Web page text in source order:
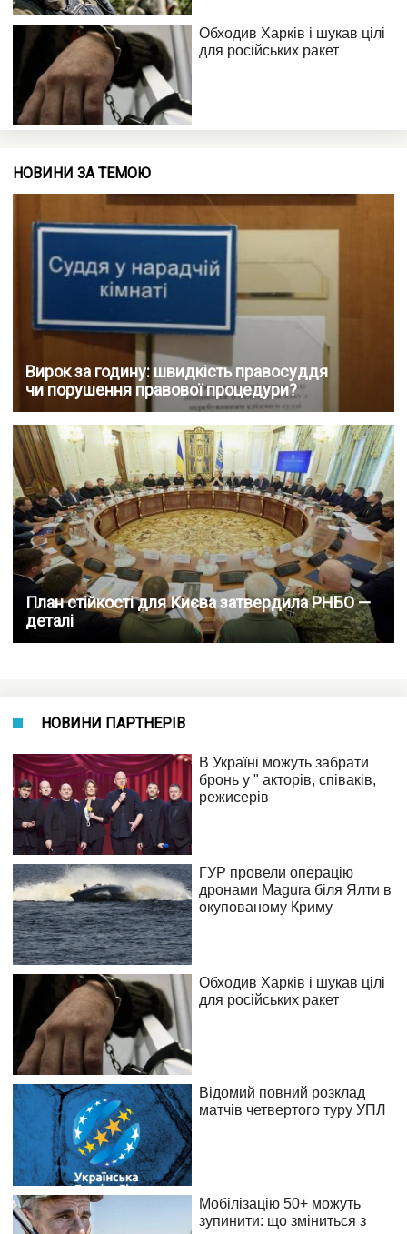
НОВИНИ ЗА ТЕМОЮ
Вирок за годину: швидкість правосуддя
чи порушення правової процедури?
План стійкості для Києва затвердила РНБО —
деталі
НОВИНИ ПАРТНЕРІВ